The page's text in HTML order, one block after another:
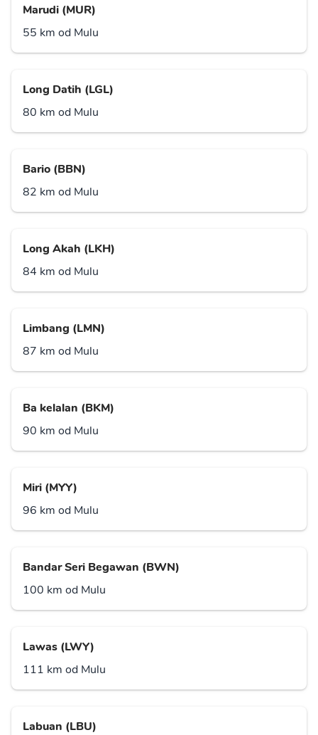
Marudi (MUR)
55 km od Mulu
Long Datih (LGL)
80 km od Mulu
Bario (BBN)
82 km od Mulu
Long Akah (LKH)
84 km od Mulu
Limbang (LMN)
87 km od Mulu
Ba kelalan (BKM)
90 km od Mulu
Miri (MYY)
96 km od Mulu
Bandar Seri Begawan (BWN)
100 km od Mulu
Lawas (LWY)
111 km od Mulu
Labuan (LBU)